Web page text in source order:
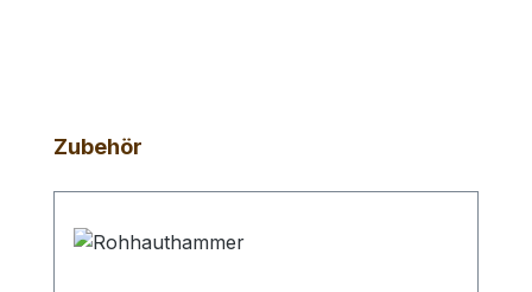
Produktgalerie überspringen
Zubehör